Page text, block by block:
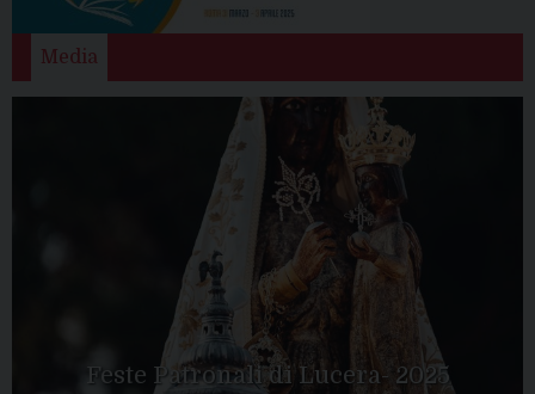
Media
Feste Patronali di Lucera- 2025